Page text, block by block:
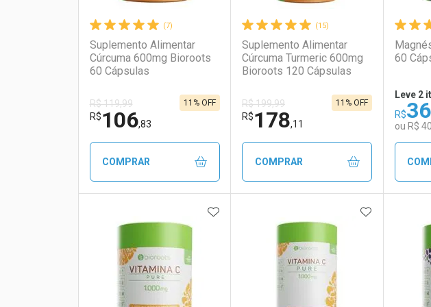
(7)
Suplemento Alimentar
Cúrcuma 600mg Bioroots
60 Cápsulas
R$ 119,99
R$106,83
11% OFF
COMPRAR
Laboratório
Por Menos
(15)
Suplemento Alimentar
Cúrcuma Turmeric 600mg
Bioroots 120 Cápsulas
R$ 199,99
R$178,11
11% OFF
COMPRAR
Laboratório
Por Menos
60
Leve 2
R$36
ou R$
Por
ADICIONAR AOS FAVORITOSADICIONAR